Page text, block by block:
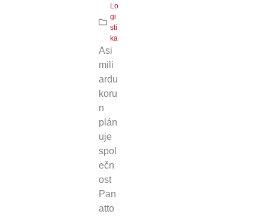
Lo
gi
sti
ka
Asi
mili
ardu
koru
n
plán
uje
spol
ečn
ost
Pan
atto